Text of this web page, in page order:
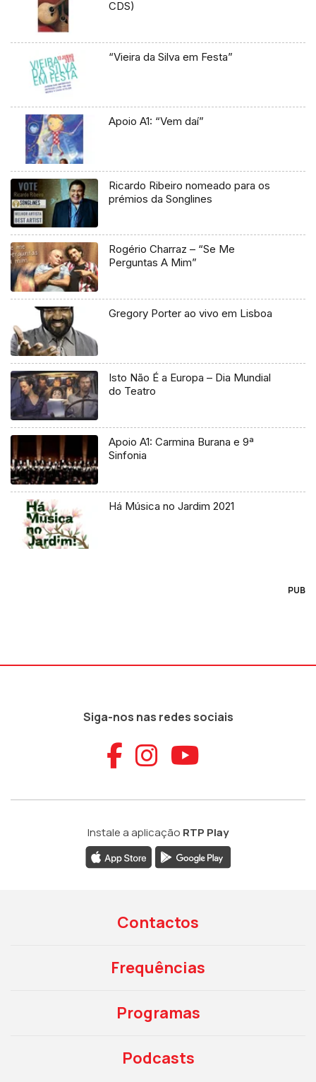
CDS)
“Vieira da Silva em Festa”
Apoio A1: “Vem daí”
Ricardo Ribeiro nomeado para os
prémios da Songlines
Rogério Charraz – “Se Me
Perguntas A Mim”
Gregory Porter ao vivo em Lisboa
Isto Não É a Europa – Dia Mundial
do Teatro
Apoio A1: Carmina Burana e 9ª
Sinfonia
Há Música no Jardim 2021
PUB
Siga-nos nas redes sociais
Aceder ao
Aceder ao
Aceder
Instale a aplicação RTP Play
Contactos
Frequências
Programas
Podcasts